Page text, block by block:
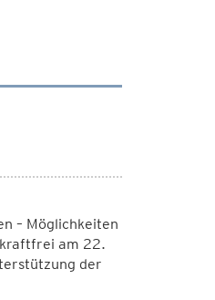
– Möglichkeiten
am 22.
der